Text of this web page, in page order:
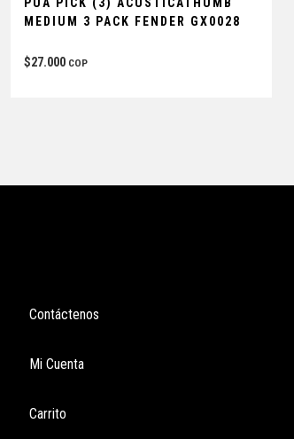
PUA PICK (3) ACUSTICATHUMB
MEDIUM 3 PACK FENDER GX0028
$27.000 COP
Contáctenos
Mi Cuenta
Carrito